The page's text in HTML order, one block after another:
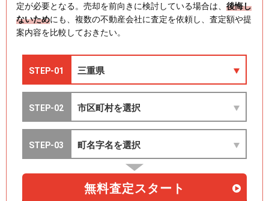
定が必要となる。売却を前向きに検討している場合は、 後悔し
ないためにも、複数の不動産会社に査定を依頼し、査定額や提
案内容を比較しておきたい。